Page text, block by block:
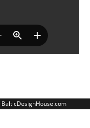
BalticDesignHouse.com